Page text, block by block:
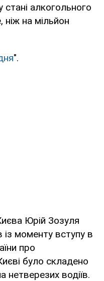
стані алкогольного
ніж на мільйон
".
Юрій Зозуля
із моменту вступу в
про
було складено
нетверезих водіїв.